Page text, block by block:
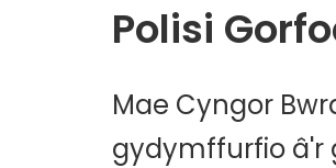
Polisi
Mae Cyngor
gydymffurfio â'r